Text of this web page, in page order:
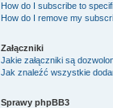
How do I subscribe to
How do I remove my
Załączniki
Jakie załączniki są
Jak znaleźć wszystkie
Sprawy phpBB3